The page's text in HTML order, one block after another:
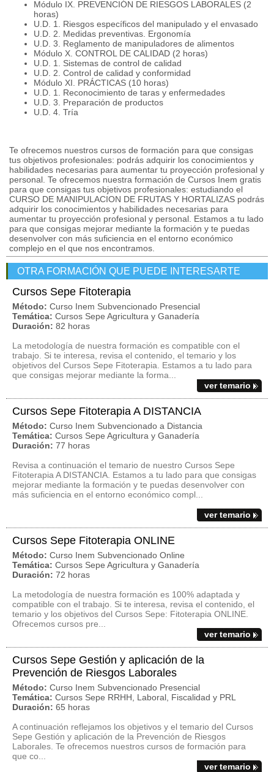
Módulo IX. PREVENCIÓN DE RIESGOS LABORALES (2
horas)
U.D. 1. Riesgos específicos del manipulado y el envasado
U.D. 2. Medidas preventivas. Ergonomía
U.D. 3. Reglamento de manipuladores de alimentos
Módulo X. CONTROL DE CALIDAD (2 horas)
U.D. 1. Sistemas de control de calidad
U.D. 2. Control de calidad y conformidad
Módulo XI. PRÁCTICAS (10 horas)
U.D. 1. Reconocimiento de taras y enfermedades
U.D. 3. Preparación de productos
U.D. 4. Tría
Te ofrecemos nuestros cursos de formación para que consigas
tus objetivos profesionales: podrás adquirir los conocimientos y
habilidades necesarias para aumentar tu proyección profesional y
personal. Te ofrecemos nuestra formación de Cursos Inem gratis
para que consigas tus objetivos profesionales: estudiando el
CURSO DE MANIPULACION DE FRUTAS Y HORTALIZAS podrás
adquirir los conocimientos y habilidades necesarias para
aumentar tu proyección profesional y personal. Estamos a tu lado
para que consigas mejorar mediante la formación y te puedas
desenvolver con más suficiencia en el entorno económico
complejo en el que nos encontramos.
OTRA FORMACIÓN QUE PUEDE INTERESARTE
Cursos Sepe Fitoterapia
Método: Curso Inem Subvencionado Presencial
Temática: Cursos Sepe Agricultura y Ganadería
Duración: 82 horas
La metodología de nuestra formación es compatible con el
trabajo. Si te interesa, revisa el contenido, el temario y los
objetivos del Cursos Sepe Fitoterapia. Estamos a tu lado para
que consigas mejorar mediante la forma...
ver temario
Cursos Sepe Fitoterapia A DISTANCIA
Método: Curso Inem Subvencionado a Distancia
Temática: Cursos Sepe Agricultura y Ganadería
Duración: 77 horas
Revisa a continuación el temario de nuestro Cursos Sepe
Fitoterapia A DISTANCIA. Estamos a tu lado para que consigas
mejorar mediante la formación y te puedas desenvolver con
más suficiencia en el entorno económico compl...
ver temario
Cursos Sepe Fitoterapia ONLINE
Método: Curso Inem Subvencionado Online
Temática: Cursos Sepe Agricultura y Ganadería
Duración: 72 horas
La metodología de nuestra formación es 100% adaptada y
compatible con el trabajo. Si te interesa, revisa el contenido, el
temario y los objetivos del Cursos Sepe: Fitoterapia ONLINE.
Ofrecemos cursos pre...
ver temario
Cursos Sepe Gestión y aplicación de la
Prevención de Riesgos Laborales
Método: Curso Inem Subvencionado Presencial
Temática: Cursos Sepe RRHH, Laboral, Fiscalidad y PRL
Duración: 65 horas
A continuación reflejamos los objetivos y el temario del Cursos
Sepe Gestión y aplicación de la Prevención de Riesgos
Laborales. Te ofrecemos nuestros cursos de formación para
que co...
ver temario